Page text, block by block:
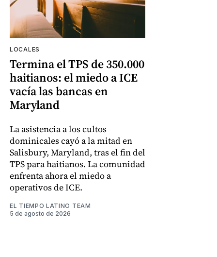
LOCALES
Termina el TPS de 350.000
haitianos: el miedo a ICE
vacía las bancas en
Maryland
La asistencia a los cultos
dominicales cayó a la mitad en
Salisbury, Maryland, tras el fin del
TPS para haitianos. La comunidad
enfrenta ahora el miedo a
operativos de ICE.
EL TIEMPO LATINO TEAM
5 de agosto de 2026